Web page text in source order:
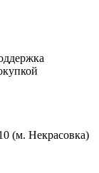
(м. Некрасовка)